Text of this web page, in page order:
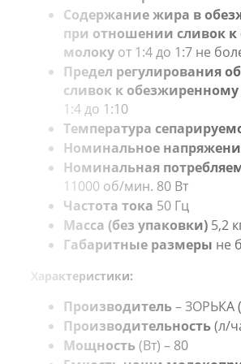
Содержание жира в
при отношении сливок
молоку от 1:4 до 1:7 не
Предел регулирования
сливок к
1:4 до 1:10
Температура
Номинальное
Номинальная
11000 об/мин. 80 Вт
Частота тока 50 Гц
Масса (без упаковки) 5,2
Габаритные размеры не
Характеристики:
Производитель – ЗОРЬКА
Производительность(л/
Мощность (Вт) – 80